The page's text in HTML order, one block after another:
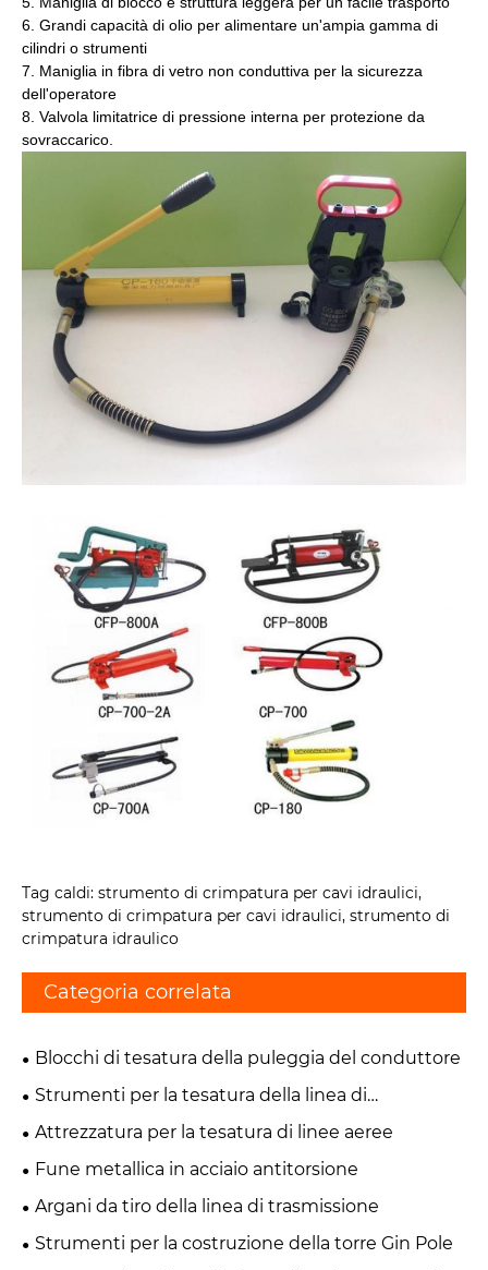
6. Grandi capacità di olio per alimentare un'ampia gamma di
cilindri o strumenti
7. Maniglia in fibra di vetro non conduttiva per la sicurezza
dell'operatore
8. Valvola limitatrice di pressione interna per protezione da
sovraccarico.
Tag caldi: strumento di crimpatura per cavi idraulici,
strumento di crimpatura per cavi idraulici, strumento di
crimpatura idraulico
Categoria correlata
Blocchi di tesatura della puleggia del conduttore
Strumenti per la tesatura della linea di
trasmissione
Attrezzatura per la tesatura di linee aeree
Fune metallica in acciaio antitorsione
Argani da tiro della linea di trasmissione
Strumenti per la costruzione della torre Gin Pole